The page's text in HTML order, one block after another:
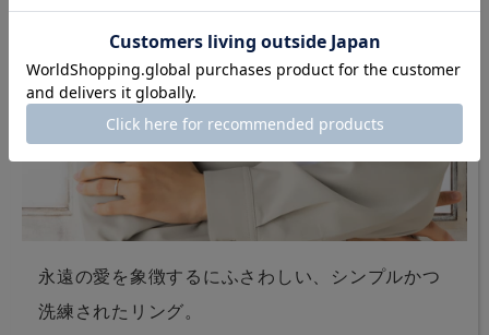
永遠の愛を象徴するにふさわしい、シンプルかつ
洗練されたリング。